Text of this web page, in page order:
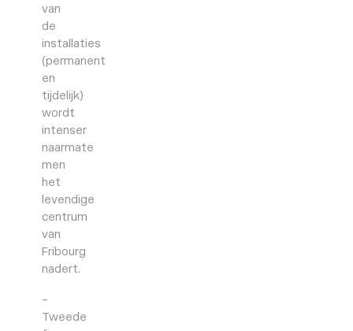
van
de
installaties
(permanent
en
tijdelijk)
wordt
intenser
naarmate
men
het
levendige
centrum
van
Fribourg
nadert.
–
Tweede